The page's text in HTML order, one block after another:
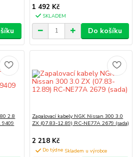
1 492 Kč
SKLADEM
Do košíku
2.8
9409
Zapalovací kabely NGK Nissan 300 3.0
ZX (07.83-12.89) RC-NE77A 2679 (sada)
2 218 Kč
Do týdne